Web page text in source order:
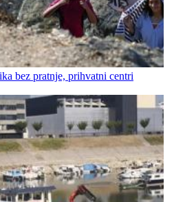
bez pratnje, prihvatni centri